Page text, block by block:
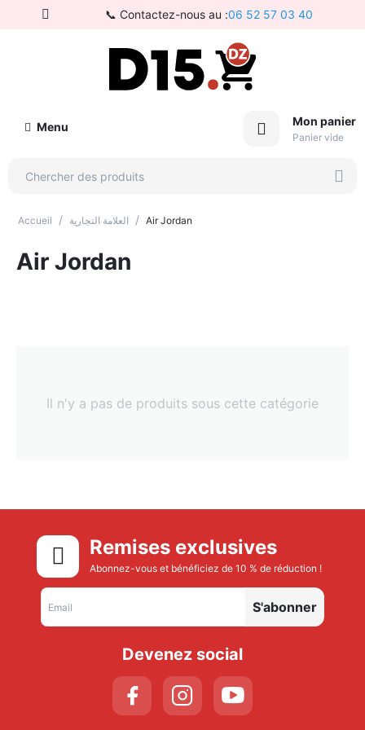
📞 Contactez-nous au :06 52 57 03 40
Menu Mon panier
Panier vide
Accueil / العلامة التجارية / Air Jordan
Air Jordan
Il n'y a pas de produits sous cette catégorie
Remises exclusives
Abonnez-vous et bénéficiez de 10 % de réduction !
S'abonner
Devenez social